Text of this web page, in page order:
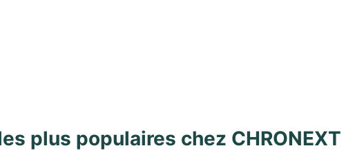
plus populaires chez CHRONEXT